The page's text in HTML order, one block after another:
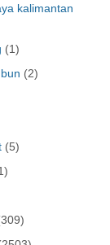
kalimantan
(1)
(2)
(5)